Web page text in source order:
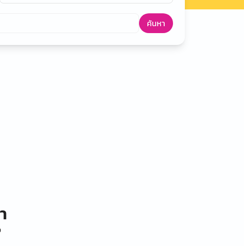
ค้นหา